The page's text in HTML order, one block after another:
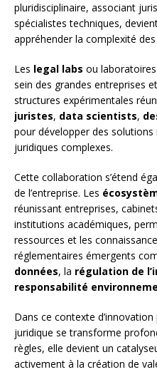
pluridisciplinaire, associant
spécialistes techniques,
appréhender la complexité
Les legal labs ou
sein des grandes entreprises
structures expérimentales
juristes, data scientists,
pour développer des
juridiques complexes.
Cette collaboration s’étend
de l’entreprise. Les
réunissant entreprises,
institutions académiques,
ressources et les
réglementaires émergents
données, la régulation de
responsabilité
Dans ce contexte
juridique se transforme
règles, elle devient un
activement à la création de